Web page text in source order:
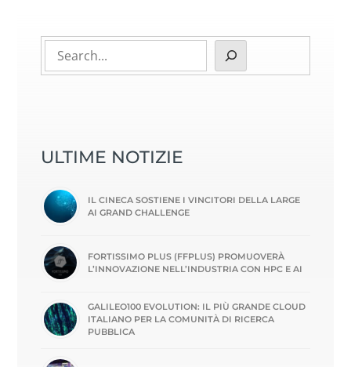
ULTIME NOTIZIE
IL CINECA SOSTIENE I VINCITORI DELLA LARGE
AI GRAND CHALLENGE
FORTISSIMO PLUS (FFPLUS) PROMUOVERÀ
L’INNOVAZIONE NELL’INDUSTRIA CON HPC E AI
GALILEO100 EVOLUTION: IL PIÙ GRANDE CLOUD
ITALIANO PER LA COMUNITÀ DI RICERCA
PUBBLICA